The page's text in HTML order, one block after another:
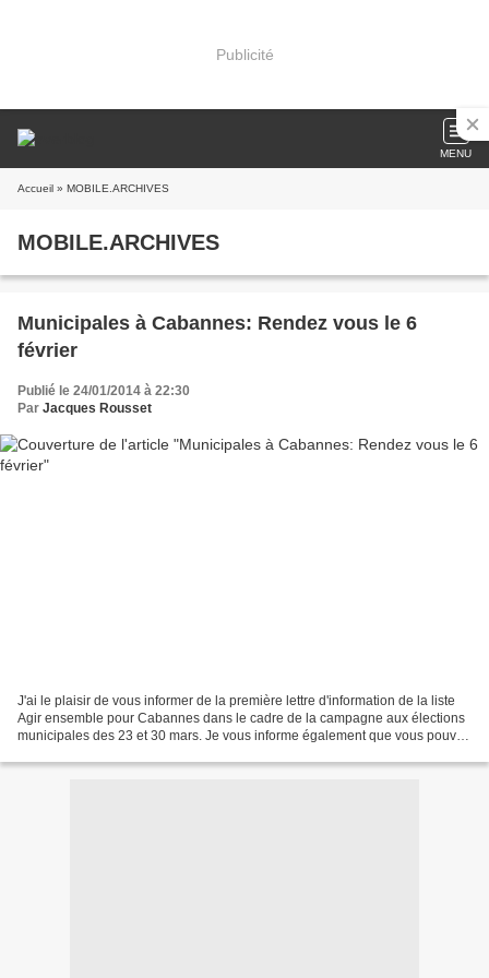
Publicité
MENU
Accueil » MOBILE.ARCHIVES
MOBILE.ARCHIVES
Municipales à Cabannes: Rendez vous le 6
février
Publié le 24/01/2014 à 22:30
Par Jacques Rousset
J'ai le plaisir de vous informer de la première lettre d'information de la liste
Agir ensemble pour Cabannes dans le cadre de la campagne aux élections
municipales des 23 et 30 mars. Je vous informe également que vous pouvez